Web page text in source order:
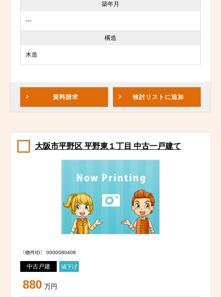
築年月
---
構造
木造
資料請求 検討リスト に追加
大阪市平野区 平野東１丁目 中古一戸建て
〔物件ID〕 0000080408
中古戸建 値下げ
880 万円